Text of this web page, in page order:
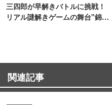
三四郎が早解きバトルに挑戦！
リアル謎解きゲームの舞台"錦糸
関連記事